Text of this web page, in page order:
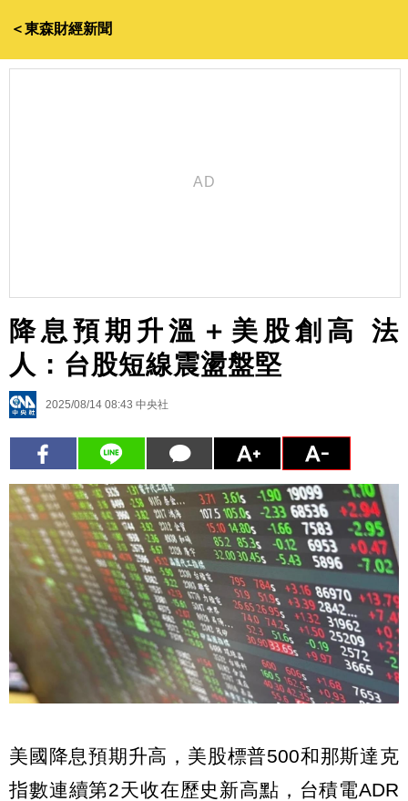
＜東森財經新聞
降息預期升溫＋美股創高 法
人：台股短線震盪盤堅
2025/08/14 08:43 中央社
美國降息預期升高，美股標普500和那斯達克
指數連續第2天收在歷史新高點，台積電ADR